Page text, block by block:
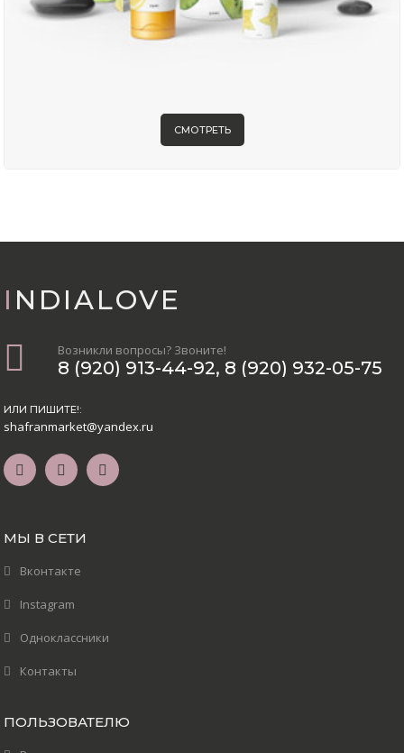
СМОТРЕТЬ
INDIALOVE
Возникли вопросы? Звоните!
8 (920) 913-44-92, 8 (920) 932-05-75
ИЛИ ПИШИТЕ!:
shafranmarket@yandex.ru
МЫ В СЕТИ
Вконтакте
Instagram
Одноклассники
Контакты
ПОЛЬЗОВАТЕЛЮ